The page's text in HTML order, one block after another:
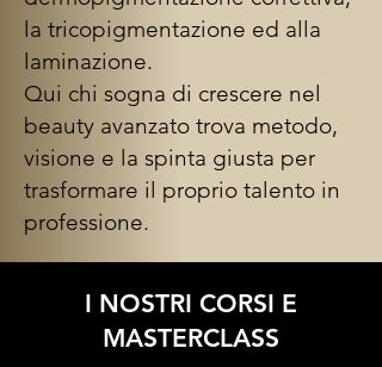
la tricopigmentazione ed alla
laminazione.
Qui chi sogna di crescere nel
beauty avanzato trova metodo,
visione e la spinta giusta per
trasformare il proprio talento in
professione.
I NOSTRI CORSI E
MASTERCLASS